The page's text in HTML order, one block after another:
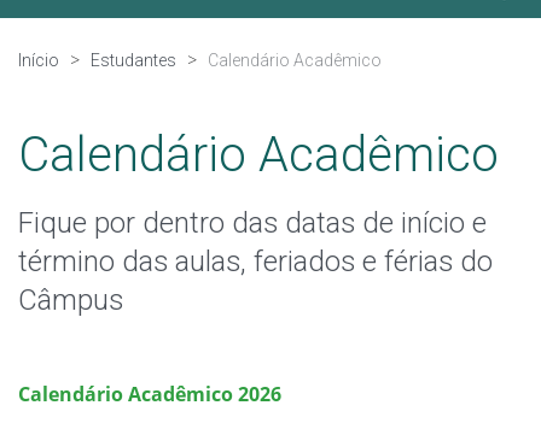
Calendário Acadêmico
Horário dos Professores
Editais
Estágio
Início Estudantes Calendário Acadêmico
Calendário Acadêmico
Fique por dentro das datas de início e
término das aulas, feriados e férias do
Câmpus
Calendário Acadêmico 2026